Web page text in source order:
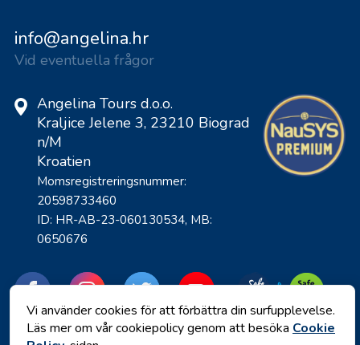
info@angelina.hr
Vid eventuella frågor
Angelina Tours d.o.o.
Kraljice Jelene 3, 23210 Biograd
n/M
Kroatien
Momsregistreringsnummer:
20598733460
ID: HR-AB-23-060130534, MB:
0650676
Vi använder cookies för att förbättra din surfupplevelse.
Läs mer om vår cookiepolicy genom att besöka Cookie